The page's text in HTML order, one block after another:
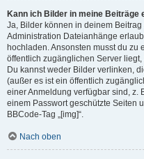
Kann ich Bilder in meine Beiträge
Ja, Bilder können in deinem
Administration Dateianhänge
hochladen. Ansonsten musst du
öffentlich zugänglichen Server
Du kannst weder Bilder verlinken,
(außer es ist ein öffentlich
einer Anmeldung verfügbar sind, z.
einem Passwort geschützte Seiten
BBCode-Tag „[img]“.
Nach oben